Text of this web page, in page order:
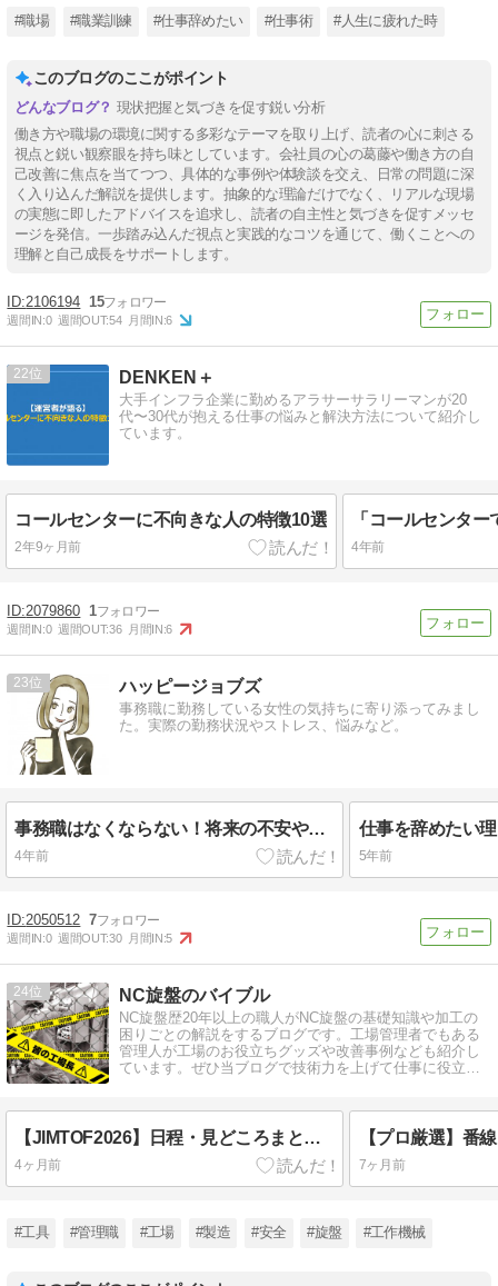
#職場 #職業訓練 #仕事辞めたい #仕事術 #人生に疲れた時
このブログのここがポイント
現状把握と気づきを促す鋭い分析
働き方や職場の環境に関する多彩なテーマを取り上げ、読者の心に刺さる
視点と鋭い観察眼を持ち味としています。会社員の心の葛藤や働き方の自
己改善に焦点を当てつつ、具体的な事例や体験談を交え、日常の問題に深
く入り込んだ解説を提供します。抽象的な理論だけでなく、リアルな現場
の実態に即したアドバイスを追求し、読者の自主性と気づきを促すメッセ
ージを発信。一歩踏み込んだ視点と実践的なコツを通じて、働くことへの
理解と自己成長をサポートします。
2106194 15
週間IN:0 週間OUT:54 月間IN:6
22 DENKEN＋
大手インフラ企業に勤めるアラサーサラリーマンが20
代〜30代が抱える仕事の悩みと解決方法について紹介し
ています。
コールセンターに不向きな人の特徴10選
2年9ヶ月前 4年前
2079860 1
週間IN:0 週間OUT:36 月間IN:6
23 ハッピージョブズ
事務職に勤務している女性の気持ちに寄り添ってみまし
た。実際の勤務状況やストレス、悩みなど。
事務職はなくならない！将来の不安や仕事がつまらない人へ
4年前 5年前
2050512 7
週間IN:0 週間OUT:30 月間IN:5
24 NC旋盤のバイブル
NC旋盤歴20年以上の職人がNC旋盤の基礎知識や加工の
困りごとの解説をするブログです。工場管理者でもある
管理人が工場のお役立ちグッズや改善事例なども紹介し
ています。ぜひ当ブログで技術力を上げて仕事に役立て
【JIMTOF2026】日程・見どころまとめ｜初めてでも迷わない来場ガイド＆注意点！
4ヶ月前 7ヶ月前
#工具 #管理職 #工場 #製造 #安全 #旋盤 #工作機械